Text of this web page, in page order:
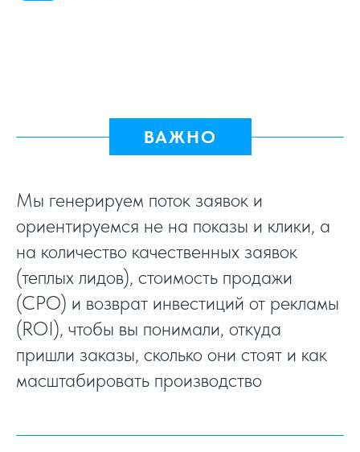
ВАЖНО
Мы генерируем поток заявок и
ориентируемся не на показы и клики, а
на количество качественных заявок
(теплых лидов), стоимость продажи
(CPO) и возврат инвестиций от рекламы
(ROI), чтобы вы понимали, откуда
пришли заказы, сколько они стоят и как
масштабировать производство